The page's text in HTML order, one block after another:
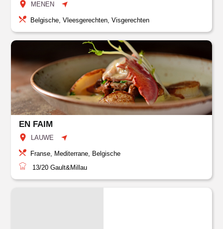
MENEN
Belgische, Vleesgerechten, Visgerechten
EN FAIM
LAUWE
Franse, Mediterrane, Belgische
13/20 Gault&Millau